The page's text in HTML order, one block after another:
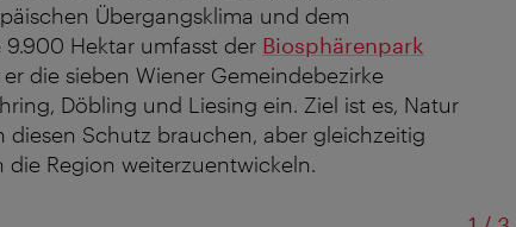
Übergangsklima und dem
Hektar umfasst der Biosphärenpark
die sieben Wiener Gemeindebezirke
Döbling und Liesing ein. Ziel ist es, Natur
Schutz brauchen, aber gleichzeitig
Region weiterzuentwickeln.